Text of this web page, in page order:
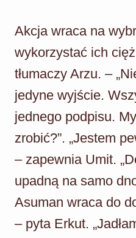
Akcja wraca na
wykorzystać ich
tłumaczy Arzu. –
jedyne wyjście.
jednego podpisu.
zrobić?”. „Jestem
– zapewnia Umit.
upadną na samo
Asuman wraca do
– pyta Erkut.